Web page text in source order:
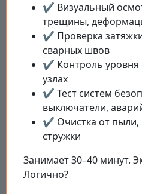
✔️ Визуальный
трещины,
✔️ Проверка
сварных швов
✔️ Контроль уровня
узлах
✔️ Тест систем
выключатели,
✔️ Очистка от пыли,
стружки
Занимает 30–40 минут.
Логично?